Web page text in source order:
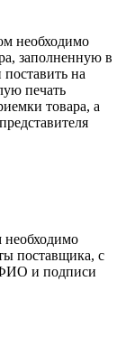
необходимо
заполненную в
на
печать
товара, а
поставщика, с
ФИО и подписи